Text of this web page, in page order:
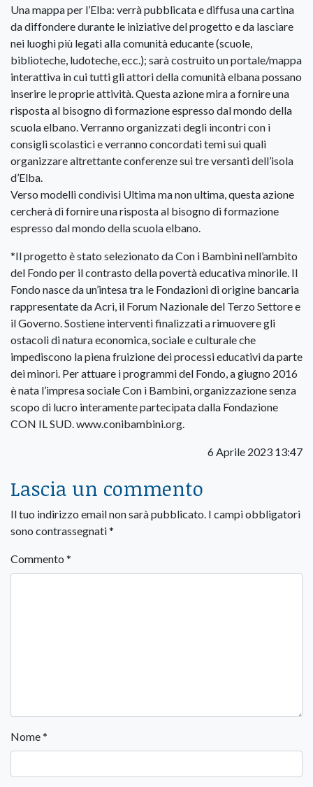
Una mappa per l’Elba: verrà pubblicata e diffusa una cartina
da diffondere durante le iniziative del progetto e da lasciare
nei luoghi più legati alla comunità educante (scuole,
biblioteche, ludoteche, ecc.); sarà costruito un portale/mappa
interattiva in cui tutti gli attori della comunità elbana possano
inserire le proprie attività. Questa azione mira a fornire una
risposta al bisogno di formazione espresso dal mondo della
scuola elbano. Verranno organizzati degli incontri con i
consigli scolastici e verranno concordati temi sui quali
organizzare altrettante conferenze sui tre versanti dell’isola
d’Elba.
Verso modelli condivisi Ultima ma non ultima, questa azione
cercherà di fornire una risposta al bisogno di formazione
espresso dal mondo della scuola elbano.
*Il progetto è stato selezionato da Con i Bambini nell’ambito
del Fondo per il contrasto della povertà educativa minorile. Il
Fondo nasce da un’intesa tra le Fondazioni di origine bancaria
rappresentate da Acri, il Forum Nazionale del Terzo Settore e
il Governo. Sostiene interventi finalizzati a rimuovere gli
ostacoli di natura economica, sociale e culturale che
impediscono la piena fruizione dei processi educativi da parte
dei minori. Per attuare i programmi del Fondo, a giugno 2016
è nata l’impresa sociale Con i Bambini, organizzazione senza
scopo di lucro interamente partecipata dalla Fondazione
CON IL SUD. www.conibambini.org.
6 Aprile 2023 13:47
Lascia un commento
Il tuo indirizzo email non sarà pubblicato. I campi obbligatori
sono contrassegnati*
Commento *
Nome*